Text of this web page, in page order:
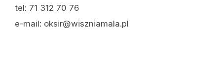
tel: 71 312 70 76
e-mail: oksir@wiszniamala.pl